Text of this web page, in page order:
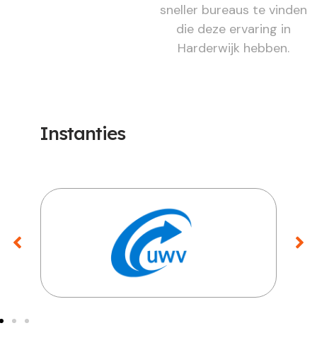
sneller bureaus te vinden
die deze ervaring in
Harderwijk hebben.
Instanties